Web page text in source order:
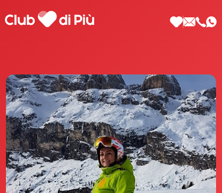
Scopri Club di Più
Le testimonianze Club di Più
La fondatrice Valeria Pilla
Annunci Donne